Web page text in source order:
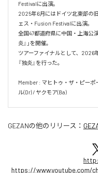
Festivalに出演。
2025年6月にはドイツ北東部の
ェス・Fusion Festivalに出演。
全国47都道府県に中国・上海公
炎』」を開催。
ツアーファイナルとして、2026
『独炎』を行った。
Member : マヒトゥ・ザ・ピーポ
ル(Dr) / ヤクモア(Ba)
GEZANの他のリリース：
https://www.youtube.com/